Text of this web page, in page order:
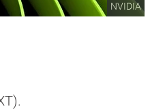
NVIDIA